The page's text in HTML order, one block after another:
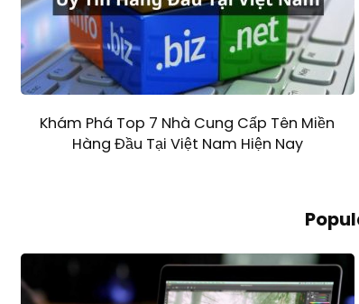
Khám Phá Top 7 Nhà Cung Cấp Tên Miền
Hàng Đầu Tại Việt Nam Hiện Nay